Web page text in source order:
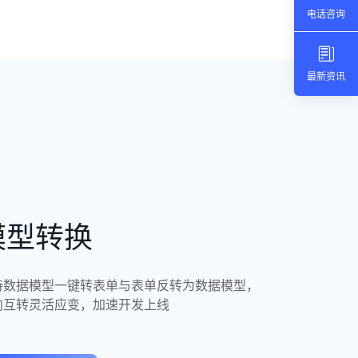
转换
据模型一键转表单与表单反转为数据模型，
转灵活应变，加速开发上线
电话咨询
最新资讯